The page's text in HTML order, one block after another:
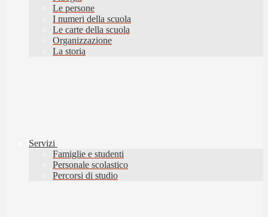
Le persone
I numeri della scuola
Le carte della scuola
Organizzazione
La storia
Servizi
Famiglie e studenti
Personale scolastico
Percorsi di studio